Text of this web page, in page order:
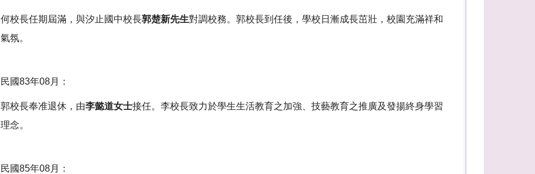
何校長任期屆滿，與汐止國中校長郭楚新先生對調校務。郭校長到任後，學校日漸成長茁壯，校園充滿祥和
氣氛。
民國83年08月：
郭校長奉准退休，由李懿道女士接任。李校長致力於學生生活教育之加強、技藝教育之推廣及發揚終身學習
理念。
民國85年08月：